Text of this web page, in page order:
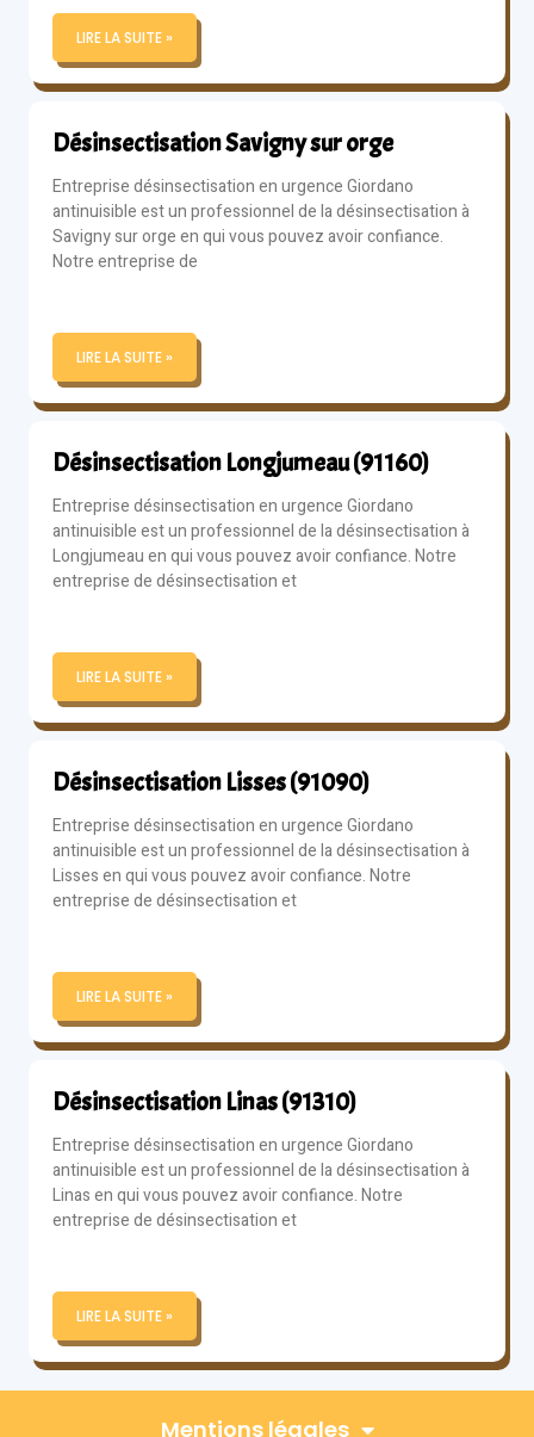
LIRE LA SUITE »
Désinsectisation Savigny sur orge
Entreprise désinsectisation en urgence Giordano
antinuisible est un professionnel de la désinsectisation à
Savigny sur orge en qui vous pouvez avoir confiance.
Notre entreprise de
LIRE LA SUITE »
Désinsectisation Longjumeau (91160)
Entreprise désinsectisation en urgence Giordano
antinuisible est un professionnel de la désinsectisation à
Longjumeau en qui vous pouvez avoir confiance. Notre
entreprise de désinsectisation et
LIRE LA SUITE »
Désinsectisation Lisses (91090)
Entreprise désinsectisation en urgence Giordano
antinuisible est un professionnel de la désinsectisation à
Lisses en qui vous pouvez avoir confiance. Notre
entreprise de désinsectisation et
LIRE LA SUITE »
Désinsectisation Linas (91310)
Entreprise désinsectisation en urgence Giordano
antinuisible est un professionnel de la désinsectisation à
Linas en qui vous pouvez avoir confiance. Notre
entreprise de désinsectisation et
LIRE LA SUITE »
Mentions légales